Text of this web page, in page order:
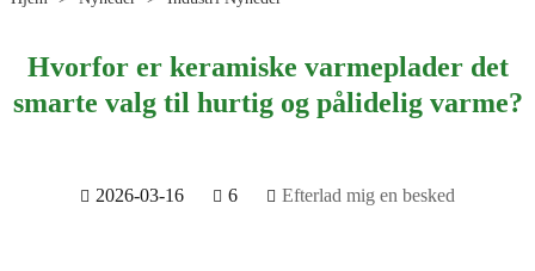
Hvorfor er keramiske varmeplader det
smarte valg til hurtig og pålidelig varme?
2026-03-16 6 Efterlad mig en besked